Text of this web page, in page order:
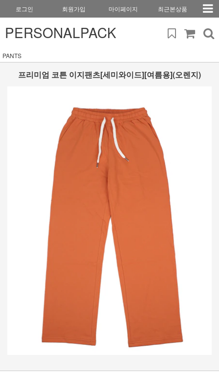
로그인 회원가입 마이페이지 최근본상품
PERSONALPACK
PANTS
프리미엄 코튼 이지팬츠[세미와이드][여름용](오렌지)